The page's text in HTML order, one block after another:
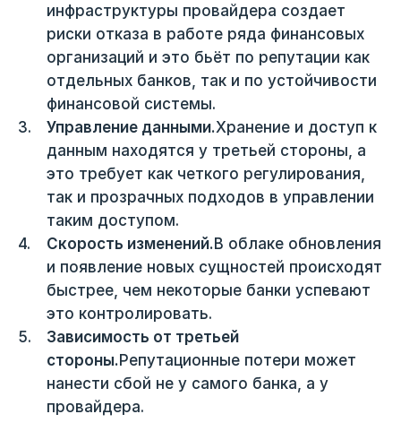
инфраструктуры провайдера создает
риски отказа в работе ряда финансовых
организаций и это бьёт по репутации как
отдельных банков, так и по устойчивости
финансовой системы.
Управление данными.Хранение и доступ к
данным находятся у третьей стороны, а
это требует как четкого регулирования,
так и прозрачных подходов в управлении
таким доступом.
Скорость изменений.В облаке обновления
и появление новых сущностей происходят
быстрее, чем некоторые банки успевают
это контролировать.
Зависимость от третьей
стороны.Репутационные потери может
нанести сбой не у самого банка, а у
провайдера.